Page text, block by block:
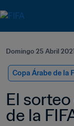
Domingo 25 Abril
Copa Árabe de la
El
de la